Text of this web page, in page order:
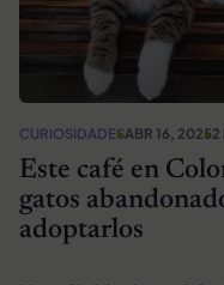
CURIOSIDADESABR 16, 20252
Este café en
gatos
adoptarlos